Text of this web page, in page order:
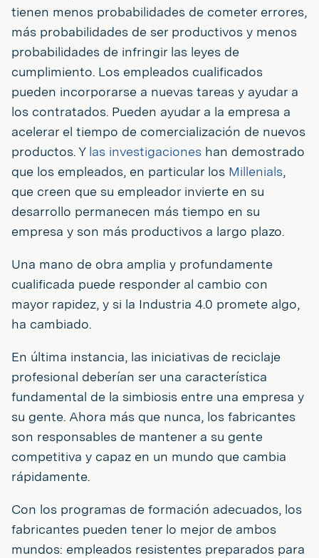
tienen menos probabilidades de cometer errores,
más probabilidades de ser productivos y menos
probabilidades de infringir las leyes de
cumplimiento. Los empleados cualificados
pueden incorporarse a nuevas tareas y ayudar a
los contratados. Pueden ayudar a la empresa a
acelerar el tiempo de comercialización de nuevos
productos. Y las investigaciones han demostrado
que los empleados, en particular los Millenials,
que creen que su empleador invierte en su
desarrollo permanecen más tiempo en su
empresa y son más productivos a largo plazo.
Una mano de obra amplia y profundamente
cualificada puede responder al cambio con
mayor rapidez, y si la Industria 4.0 promete algo,
ha cambiado.
En última instancia, las iniciativas de reciclaje
profesional deberían ser una característica
fundamental de la simbiosis entre una empresa y
su gente. Ahora más que nunca, los fabricantes
son responsables de mantener a su gente
competitiva y capaz en un mundo que cambia
rápidamente.
Con los programas de formación adecuados, los
fabricantes pueden tener lo mejor de ambos
mundos: empleados resistentes preparados para